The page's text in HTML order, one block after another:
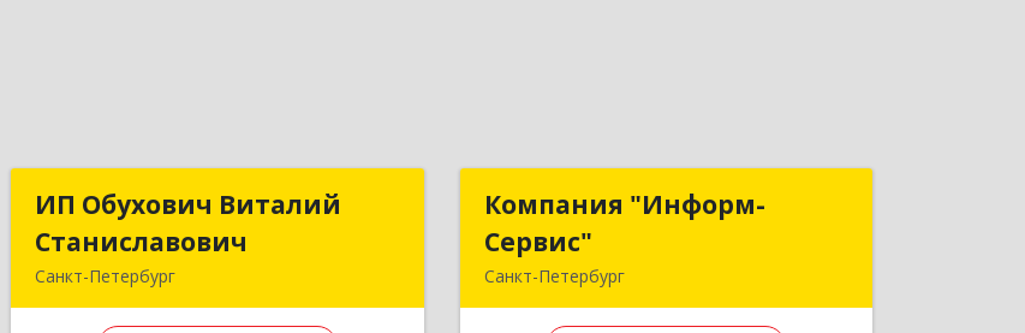
ИП Обухович Виталий
Станиславович
Санкт-Петербург
ИП Обухович Виталий
Станиславович
Компания "Информ-
Сервис"
Санкт-Петербург
Компания "Информ-